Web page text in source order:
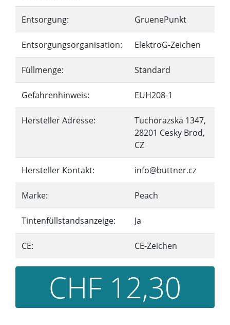
Entsorgung: GruenePunkt
Entsorgungsorganisation: ElektroG-Zeichen
Füllmenge: Standard
Gefahrenhinweis: EUH208-1
Hersteller Adresse:
Tuchorazska 1347,
28201 Cesky Brod,
CZ
Hersteller Kontakt: info@buttner.cz
Marke: Peach
Tintenfüllstandsanzeige: Ja
CE: CE-Zeichen
CHF 12,30